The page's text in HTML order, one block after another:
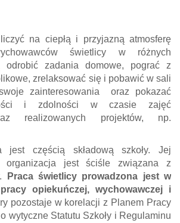
na ciepłą i przyjazną atmosferę
świetlicy w różnych
odrobić zadania domowe, pograć z
zrelaksować się i pobawić w sali
zainteresowania oraz pokazać
i zdolności w czasie zajęć
realizowanych projektów, np.
jest częścią składową szkoły. Jej
organizacja jest ściśle związana z
Praca świetlicy prowadzona jest w
opiekuńczej, wychowawczej i
pozostaje w korelacji z Planem Pracy
wytyczne Statutu Szkoły i Regulaminu